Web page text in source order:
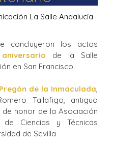
La Salle Andalucía
concluyeron los actos
de la Salle
en San Francisco.
Pregón de la Inmaculada,
Tallafigo, antiguo
honor de la Asociación
Ciencias y Técnicas
de Sevilla